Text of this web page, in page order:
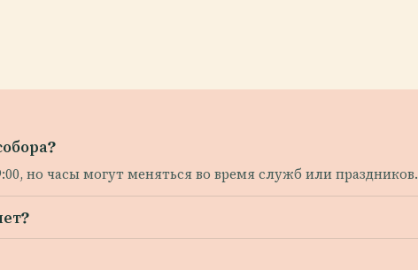
но часы могут меняться во время служб или праздников.